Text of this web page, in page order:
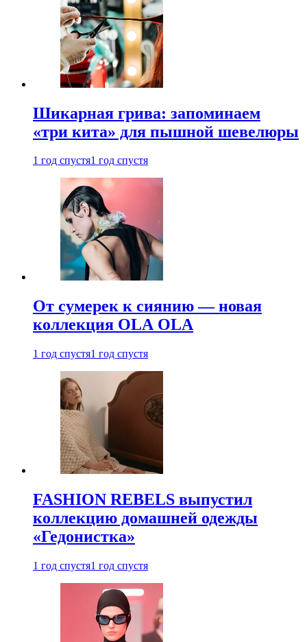
Шикарная грива: запоминаем
«три кита» для пышной шевелюры
1 год спустя1 год спустя
От сумерек к сиянию — новая
коллекция OLA OLA
1 год спустя1 год спустя
FASHION REBELS выпустил
коллекцию домашней одежды
«Гедонистка»
1 год спустя1 год спустя